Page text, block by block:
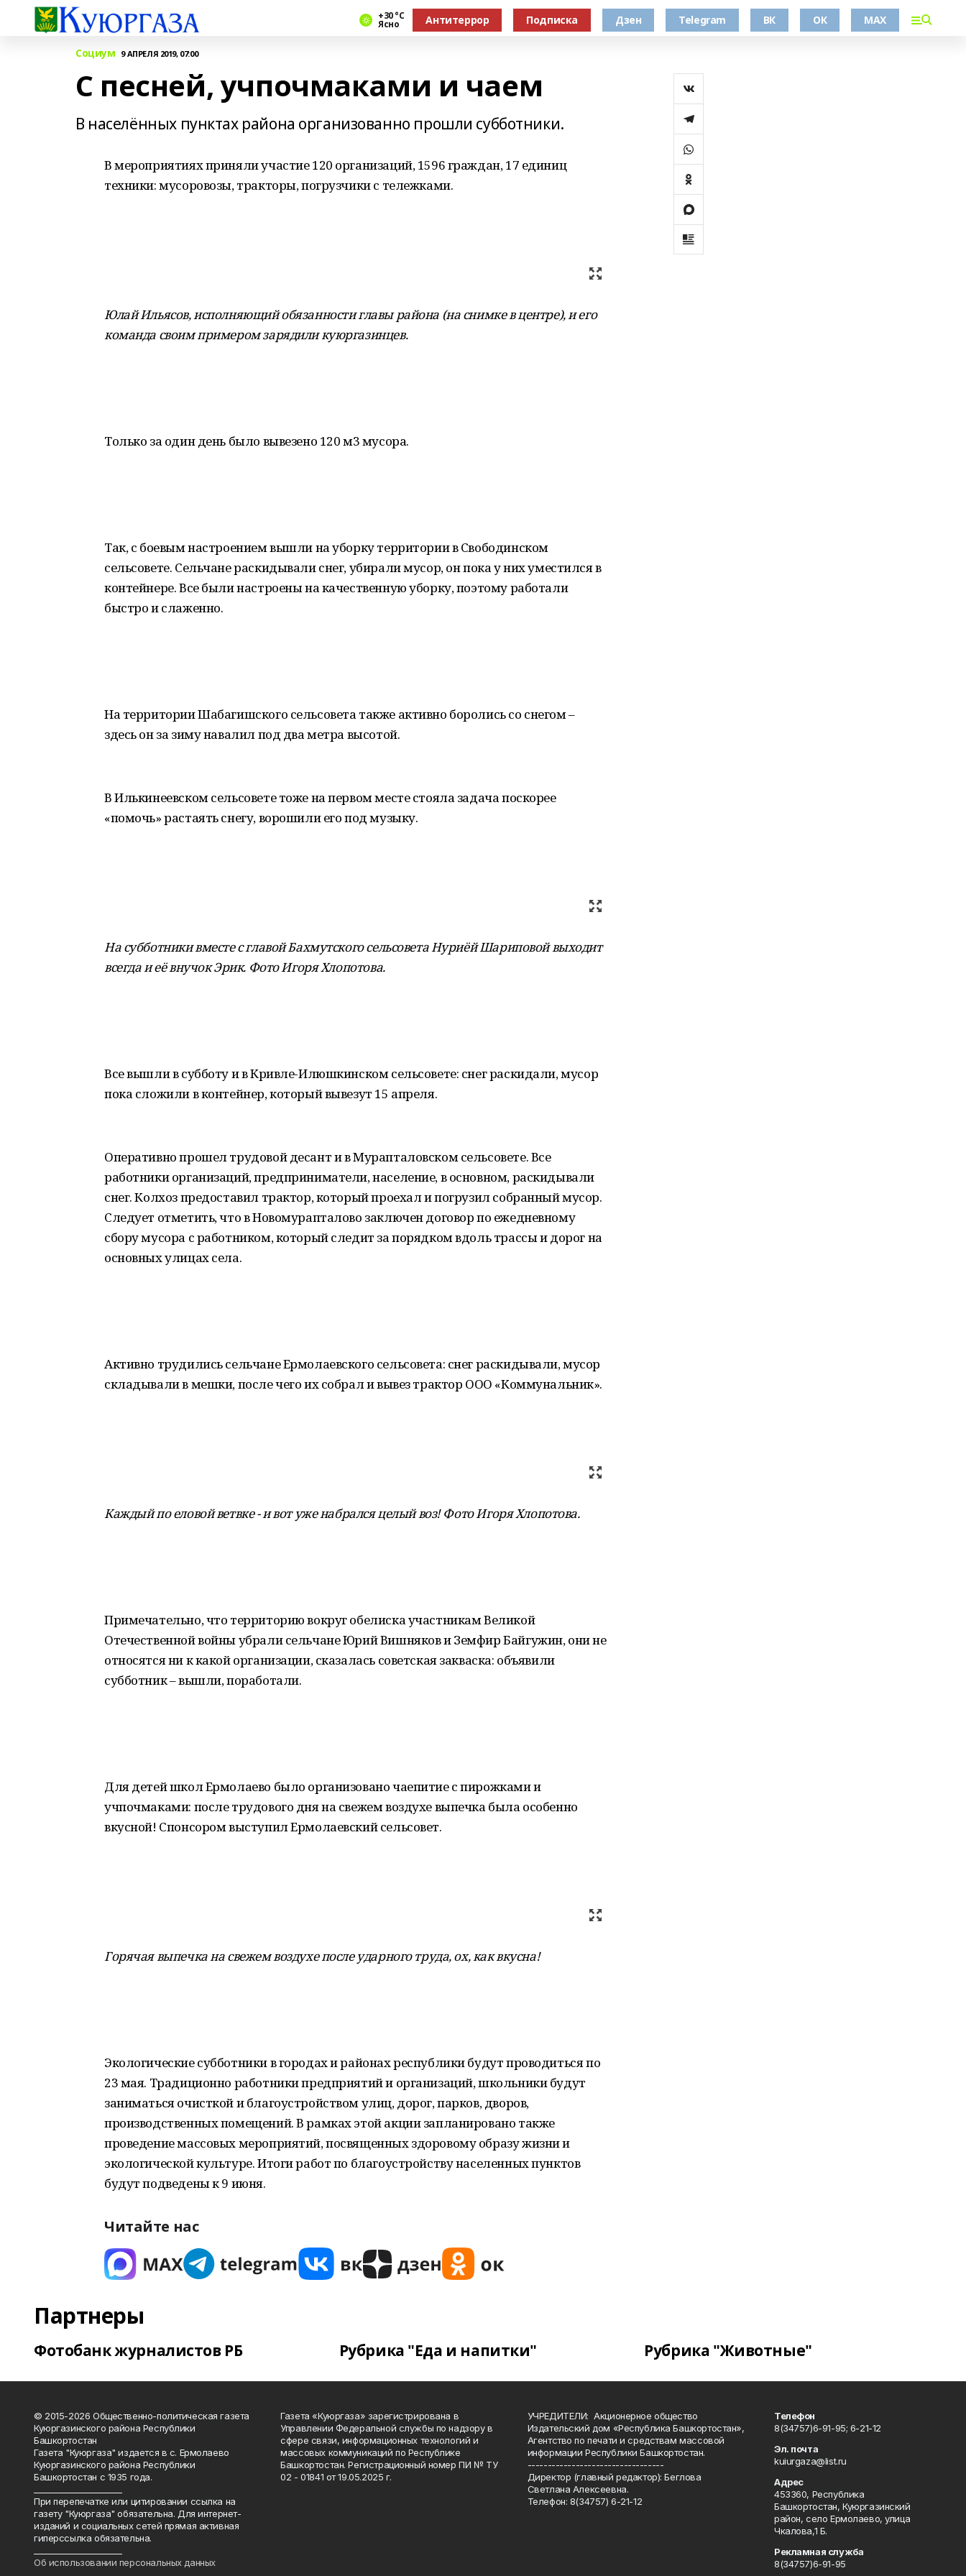
+30 °С
Ясно Антитеррор Подписка Дзен Telegram ВК ОК MAX
Социум 9 АПРЕЛЯ 2019, 07:00
С песней, учпочмаками и чаем
В населённых пунктах района организованно прошли субботники.
В мероприятиях приняли участие 120 организаций, 1596 граждан, 17 единиц
техники: мусоровозы, тракторы, погрузчики с тележками.
Юлай Ильясов, исполняющий обязанности главы района (на снимке в центре), и его
команда своим примером зарядили куюргазинцев.
Только за один день было вывезено 120 м3 мусора.
Так, с боевым настроением вышли на уборку территории в Свободинском
сельсовете. Сельчане раскидывали снег, убирали мусор, он пока у них уместился в
контейнере. Все были настроены на качественную уборку, поэтому работали
быстро и слаженно.
На территории Шабагишского сельсовета также активно боролись со снегом –
здесь он за зиму навалил под два метра высотой.
В Илькинеевском сельсовете тоже на первом месте стояла задача поскорее
«помочь» растаять снегу, ворошили его под музыку.
На субботники вместе с главой Бахмутского сельсовета Нуриёй Шариповой выходит
всегда и её внучок Эрик. Фото Игоря Хлопотова.
Все вышли в субботу и в Кривле-Илюшкинском сельсовете: снег раскидали, мусор
пока сложили в контейнер, который вывезут 15 апреля.
Оперативно прошел трудовой десант и в Мурапталовском сельсовете. Все
работники организаций, предприниматели, население, в основном, раскидывали
снег. Колхоз предоставил трактор, который проехал и погрузил собранный мусор.
Следует отметить, что в Новомурапталово заключен договор по ежедневному
сбору мусора с работником, который следит за порядком вдоль трассы и дорог на
основных улицах села.
Активно трудились сельчане Ермолаевского сельсовета: снег раскидывали, мусор
складывали в мешки, после чего их собрал и вывез трактор ООО «Коммунальник».
Каждый по еловой ветвке - и вот уже набрался целый воз! Фото Игоря Хлопотова.
Примечательно, что территорию вокруг обелиска участникам Великой
Отечественной войны убрали сельчане Юрий Вишняков и Земфир Байгужин, они не
относятся ни к какой организации, сказалась советская закваска: объявили
субботник – вышли, поработали.
Для детей школ Ермолаево было организовано чаепитие с пирожками и
учпочмаками: после трудового дня на свежем воздухе выпечка была особенно
вкусной! Спонсором выступил Ермолаевский сельсовет.
Горячая выпечка на свежем воздухе после ударного труда, ох, как вкусна!
Экологические субботники в городах и районах республики будут проводиться по
23 мая. Традиционно работники предприятий и организаций, школьники будут
заниматься очисткой и благоустройством улиц, дорог, парков, дворов,
производственных помещений. В рамках этой акции запланировано также
проведение массовых мероприятий, посвященных здоровому образу жизни и
экологической культуре. Итоги работ по благоустройству населенных пунктов
будут подведены к 9 июня.
Читайте нас
Партнеры
Фотобанк журналистов РБ Рубрика "Еда и напитки" Рубрика "Животные"
© 2015-2026 Общественно-политическая газета
Куюргазинского района Республики
Башкортостан
Газета "Куюргаза" издается в с. Ермолаево
Куюргазинского района Республики
Башкортостан с 1935 года.
При перепечатке или цитировании ссылка на
газету "Куюргаза" обязательна. Для интернет-
изданий и социальных сетей прямая активная
гиперссылка обязательна.
Об использовании персональных данных
Газета «Куюргаза» зарегистрирована в
Управлении Федеральной службы по надзору в
сфере связи, информационных технологий и
массовых коммуникаций по Республике
Башкортостан. Регистрационный номер ПИ № ТУ
02 - 01841 от 19.05.2025 г.
УЧРЕДИТЕЛИ: Акционерное общество
Издательский дом «Республика Башкортостан»,
Агентство по печати и средствам массовой
информации Республики Башкортостан.
----------------------------------
Директор (главный редактор): Беглова
Светлана Алексеевна.
Телефон: 8(34757) 6-21-12
Телефон
8(34757)6-91-95; 6-21-12
Эл. почта
kuiurgaza@list.ru
Адрес
453360, Республика
Башкортостан, Куюргазинский
район, село Ермолаево, улица
Чкалова,1 Б.
Рекламная служба
8(34757)6-91-95